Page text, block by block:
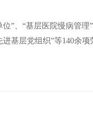
”、“基层医院慢病管理
基层党组织”等140余项